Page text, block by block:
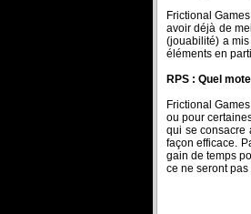
Frictional
avoir déjà de
(jouabilité) a
éléments en
RPS : Quel
Frictional
ou pour
qui se consacre
façon efficace.
gain de temps
ce ne seront